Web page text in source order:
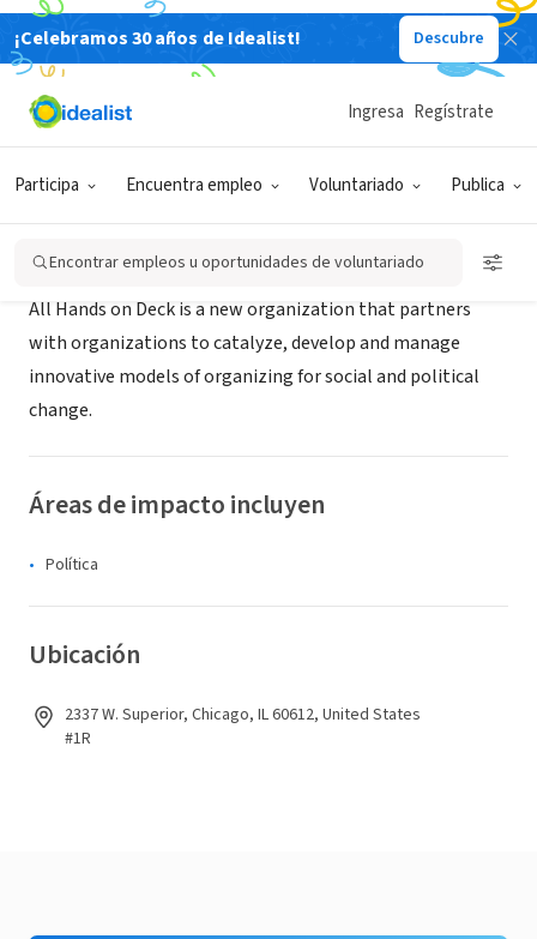
¡Celebramos 30 años de Idealist! Descubre
Participa Encuentra empleo Voluntariado Publica
Ingresa Regístrate
Encontrar empleos u oportunidades de voluntariado
ORGANIZACIÓN SIN FIN DE LUCRO
All Hands On Deck
All Hands on Deck is a new organization that partners
with organizations to catalyze, develop and manage
innovative models of organizing for social and political
change.
Áreas de impacto incluyen
Política
Ubicación
2337 W. Superior, Chicago, IL 60612, United States
#1R